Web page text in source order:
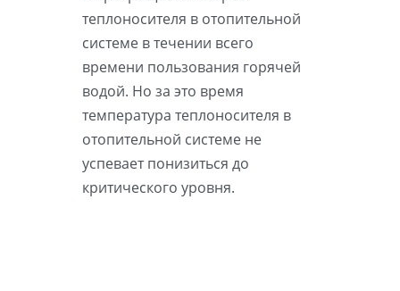
теплоносителя в отопительной
системе в течении всего
времени пользования горячей
водой. Но за это время
температура теплоносителя в
отопительной системе не
успевает понизиться до
критического уровня.